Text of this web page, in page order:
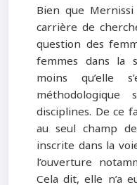
Bien que
carrière de
question des
femmes dans la
moins qu’elle
disciplines. De ce
au seul champ
inscrite dans la
l’ouverture
Cela dit, elle n’a